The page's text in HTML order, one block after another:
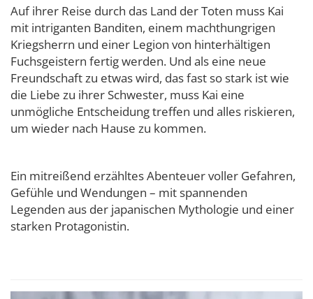
Auf ihrer Reise durch das Land der Toten muss Kai
mit intriganten Banditen, einem machthungrigen
Kriegsherrn und einer Legion von hinterhältigen
Fuchsgeistern fertig werden. Und als eine neue
Freundschaft zu etwas wird, das fast so stark ist wie
die Liebe zu ihrer Schwester, muss Kai eine
unmögliche Entscheidung treffen und alles riskieren,
um wieder nach Hause zu kommen.
Ein mitreißend erzähltes Abenteuer voller Gefahren,
Gefühle und Wendungen – mit spannenden
Legenden aus der japanischen Mythologie und einer
starken Protagonistin.